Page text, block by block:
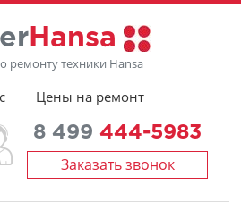
Hansa
ремонту техники Hansa
Цены на ремонт
8 499444-5983
Заказать звонок